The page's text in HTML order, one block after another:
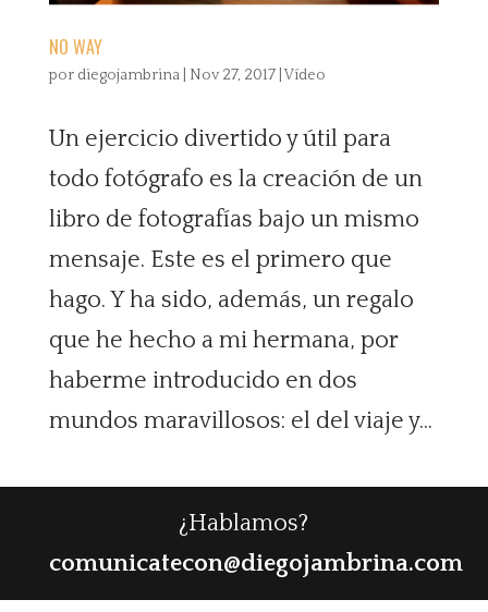
NO WAY
por diegojambrina| Nov 27, 2017|Vídeo
Un ejercicio divertido y útil para
todo fotógrafo es la creación de un
libro de fotografías bajo un mismo
mensaje. Este es el primero que
hago. Y ha sido, además, un regalo
que he hecho a mi hermana, por
haberme introducido en dos
mundos maravillosos: el del viaje y...
¿Hablamos?
comunicatecon@diegojambrina.com